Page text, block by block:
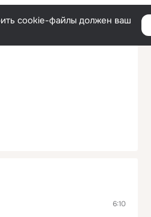
cookie-файлы должен ваш
6:10